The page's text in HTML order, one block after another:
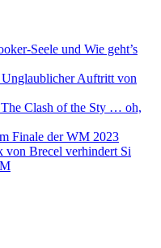
Seele und Wie geht’s
Auftritt von
Clash of the Sty … oh,
Finale der WM 2023
von Brecel verhindert Si